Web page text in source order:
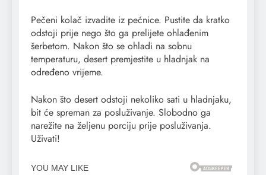
Pečeni kolač izvadite iz pećnice. Pustite da kratko
odstoji prije nego što ga prelijete ohlađenim
šerbetom. Nakon što se ohladi na sobnu
temperaturu, desert premjestite u hladnjak na
određeno vrijeme.
Nakon što desert odstoji nekoliko sati u hladnjaku,
bit će spreman za posluživanje. Slobodno ga
narežite na željenu porciju prije posluživanja.
Uživati!